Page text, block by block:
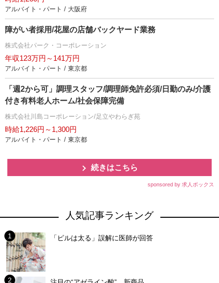
アルバイト・パート / 大阪府
障がい者採用/花屋の店舗バックヤード業務
株式会社パーク・コーポレーション
年収123万円～141万円
アルバイト・パート / 東京都
「週2から可」調理スタッフ/調理師免許必須/日勤のみ/介護
付き有料老人ホーム/社会保障完備
株式会社川島コーポレーション/足立やわらぎ苑
時給1,226円～1,300円
アルバイト・パート / 東京都
続きはこちら
sponsored by 求人ボックス
人気記事ランキング
「ピルは太る」誤解に医師が回答